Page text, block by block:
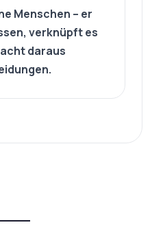
Menschen – er
verknüpft es
daraus